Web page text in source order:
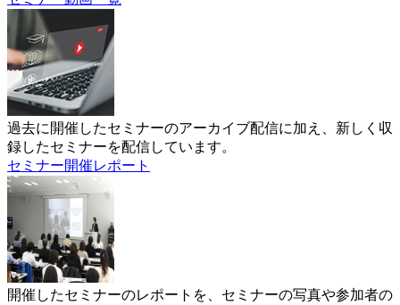
過去に開催したセミナーのアーカイブ配信に加え、新しく収
録したセミナーを配信しています。
セミナー開催レポート
開催したセミナーのレポートを、セミナーの写真や参加者の